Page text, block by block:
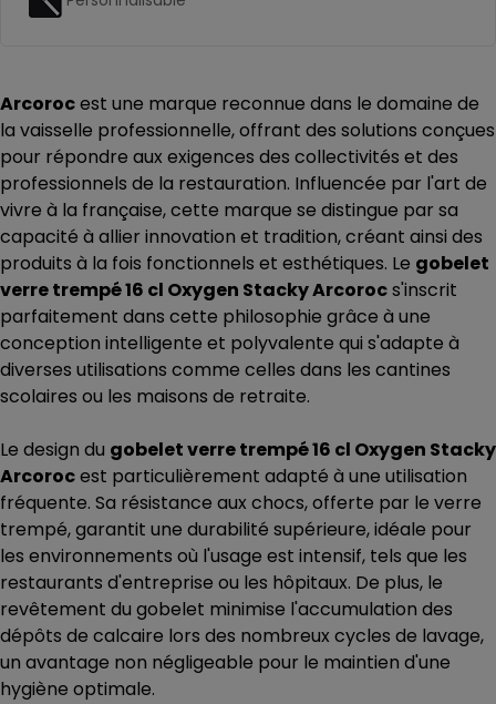
Arcorocest une marque reconnue dans le domaine de
la vaisselle professionnelle, offrant des solutions conçues
pour répondre aux exigences des collectivités et des
professionnels de la restauration. Influencée par l'art de
vivre à la française, cette marque se distingue par sa
capacité à allier innovation et tradition, créant ainsi des
produits à la fois fonctionnels et esthétiques. Le gobelet
verre trempé 16 cl Oxygen Stacky Arcorocs'inscrit
parfaitement dans cette philosophie grâce à une
conception intelligente et polyvalente qui s'adapte à
diverses utilisations comme celles dans les cantines
scolaires ou les maisons de retraite.
Le design du gobelet verre trempé 16 cl Oxygen Stacky
Arcorocest particulièrement adapté à une utilisation
fréquente. Sa résistance aux chocs, offerte par le verre
trempé, garantit une durabilité supérieure, idéale pour
les environnements où l'usage est intensif, tels que les
restaurants d'entreprise ou les hôpitaux. De plus, le
revêtement du gobelet minimise l'accumulation des
dépôts de calcaire lors des nombreux cycles de lavage,
un avantage non négligeable pour le maintien d'une
hygiène optimale.